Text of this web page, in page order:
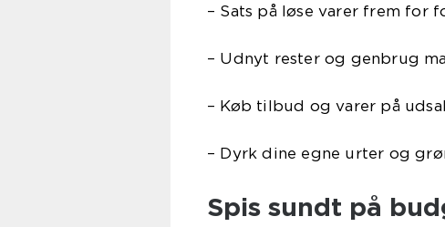
– Sats på løse varer frem for
– Udnyt rester og genbrug
– Køb tilbud og varer på
– Dyrk dine egne urter og
Spis sundt på